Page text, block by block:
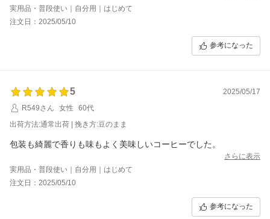
実用品・普段使い｜自分用｜はじめて
注文日：2025/05/10
参考になった
5
2025/05/17
R549さん
女性
60代
出荷方法:通常出荷 | 挽き方:豆のまま
包装も綺麗で香りも味もよく美味しいコーヒーでした。
さらに表示
実用品・普段使い｜自分用｜はじめて
注文日：2025/05/10
参考になった